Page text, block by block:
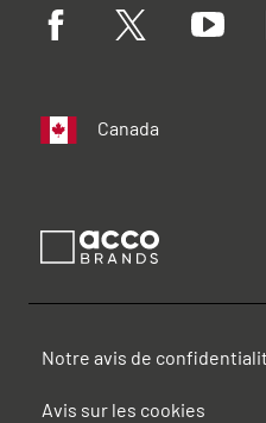
Canada
Notre avis de
Avis sur les cookies